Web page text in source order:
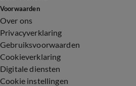
Voorwaarden
Over ons
Privacyverklaring
Gebruiksvoorwaarden
Cookieverklaring
Digitale diensten
Cookie instellingen